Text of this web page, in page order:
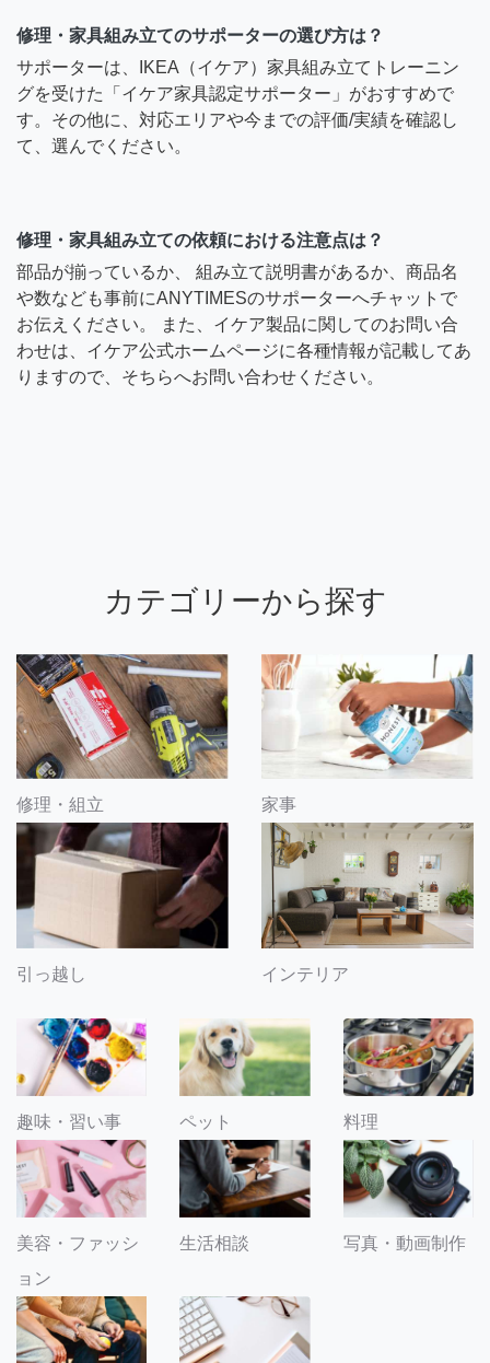
修理・家具組み立てのサポーターの選び方は？
サポーターは、IKEA（イケア）家具組み立てトレーニン
グを受けた「イケア家具認定サポーター」がおすすめで
す。その他に、対応エリアや今までの評価/実績を確認し
て、選んでください。
修理・家具組み立ての依頼における注意点は？
部品が揃っているか、 組み立て説明書があるか、商品名
や数なども事前にANYTIMESのサポーターへチャットで
お伝えください。 また、イケア製品に関してのお問い合
わせは、イケア公式ホームページに各種情報が記載してあ
りますので、そちらへお問い合わせください。
カテゴリーから探す
修理・組立 家事
引っ越し インテリア
趣味・習い事 ペット 料理
美容・ファッシ
ョン
生活相談 写真・動画制作